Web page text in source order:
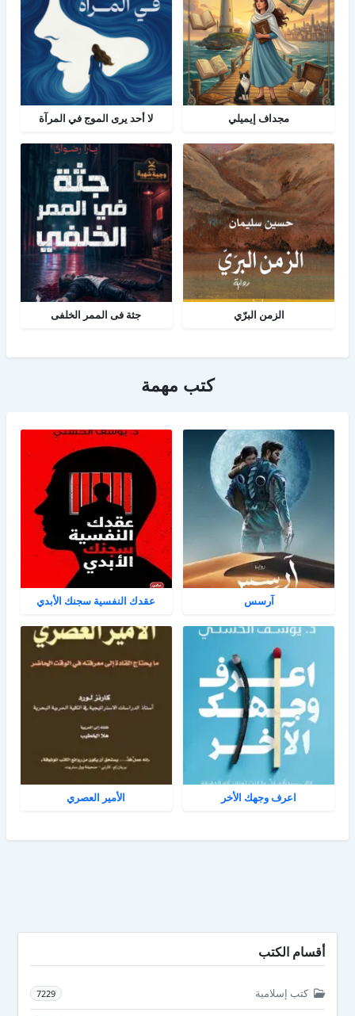
مجداف إيميلي لا أحد يرى الموج في المرآة
الزمن البرّي جثة فى الممر الخلفى
كتب مهمة
آرسس عقدك النفسية سجنك الأبدي
اعرف وجهك الأخر الأمير العصري
أقسام الكتب
كتب إسلامية 7229